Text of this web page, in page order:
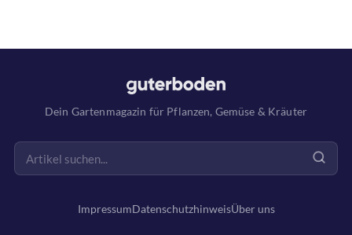
Dein Gartenmagazin für Pflanzen, Gemüse & Kräuter
ImpressumDatenschutzhinweisÜber uns